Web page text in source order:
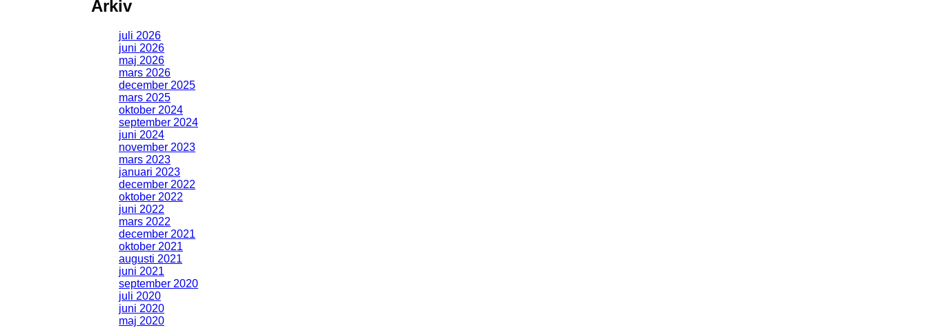
Arkiv
juli 2026
juni 2026
maj 2026
mars 2026
december 2025
mars 2025
oktober 2024
september 2024
juni 2024
november 2023
mars 2023
januari 2023
december 2022
oktober 2022
juni 2022
mars 2022
december 2021
oktober 2021
augusti 2021
juni 2021
september 2020
juli 2020
juni 2020
maj 2020